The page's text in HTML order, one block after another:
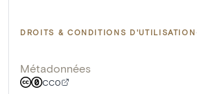
DROITS & CONDITIONS D'UTILISATION
Métadonnées
CC0